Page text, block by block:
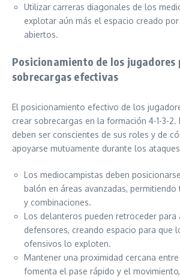
Utilizar carreras diagonales de los
explotar aún más el espacio creado
abiertos.
Posicionamiento de los jugadores
sobrecargas efectivas
El posicionamiento efectivo de los
crear sobrecargas en la formación 4-1-3-2.
deben ser conscientes de sus roles y de
apoyarse mutuamente durante los
Los mediocampistas deben
balón en áreas avanzadas, permitiendo
y combinaciones.
Los delanteros pueden retroceder para
defensores, creando espacio para que
ofensivos lo exploten.
Mantener una proximidad cercana
fomenta el pase rápido y el